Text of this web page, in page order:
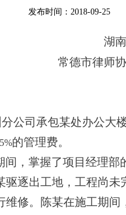
发布时间：2018-09-25
湖
常德市律师
公司承包某处办公大
的管理费。
间，掌握了项目经理
驱逐出工地，工程尚
维修。陈某在施工期间